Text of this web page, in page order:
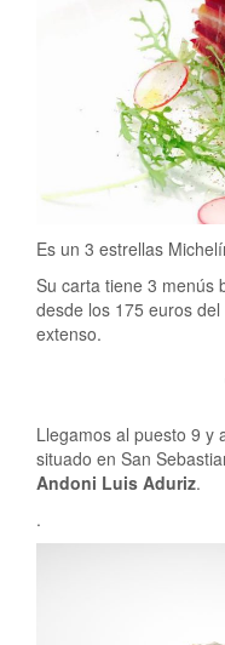
Es un 3 estrellas
Su carta tiene 3 menús
desde los 175 euros
extenso.
Llegamos al puesto 9 y
situado en San
Andoni Luis Aduriz.
.